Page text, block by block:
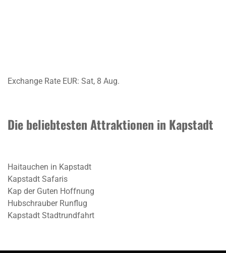
Exchange Rate EUR: Sat, 8 Aug.
Die beliebtesten Attraktionen in Kapstadt
Haitauchen in Kapstadt
Kapstadt Safaris
Kap der Guten Hoffnung
Hubschrauber Runflug
Kapstadt Stadtrundfahrt